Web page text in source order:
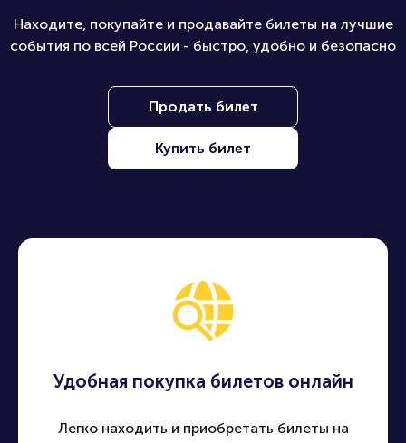
Находите, покупайте и продавайте билеты на лучшие
события по всей России - быстро, удобно и безопасно
Продать билет
Купить билет
Удобная покупка билетов онлайн
Легко находить и приобретать билеты на